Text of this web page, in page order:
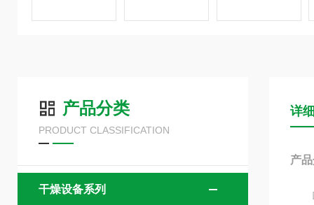
产品分类
PRODUCT CLASSIFICATION
干燥设备系列
详
产
喷